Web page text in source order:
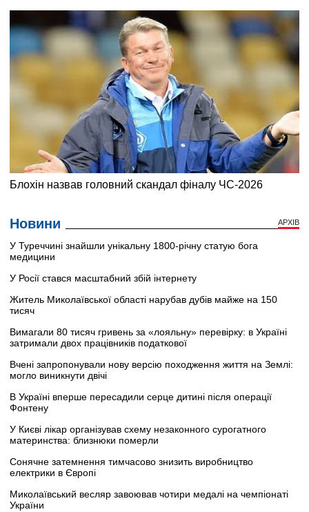
Новини АРХІВ
У Туреччині знайшли унікальну 1800-річну статую бога
медицини
У Росії стався масштабний збій інтернету
Житель Миколаївської області нарубав дубів майже на 150
тисяч
Вимагали 80 тисяч гривень за «лояльну» перевірку: в Україні
затримали двох працівників податкової
Вчені запропонували нову версію походження життя на Землі:
могло виникнути двічі
В Україні вперше пересадили серце дитині після операції
Фонтену
У Києві лікар організував схему незаконного сурогатного
материнства: близнюки померли
Сонячне затемнення тимчасово знизить виробництво
електрики в Європі
Миколаївський весляр завоював чотири медалі на чемпіонаті
України